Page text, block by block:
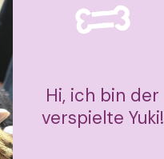
Hi, ich bin der
verspielte Yuki!